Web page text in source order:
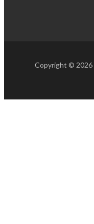
Copyright © 2026